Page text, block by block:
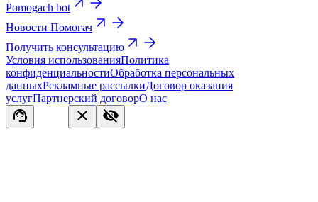
Pomogach bot
Новости Помогач
Получить консультацию
Условия использованияПолитика
конфиденциальностиОбработка персональных
данныхРекламные рассылкиДоговор оказания
услугПартнерский договорО нас